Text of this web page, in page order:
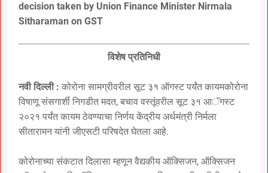
decision taken by Union Finance Minister Nirmala
Sitharaman on GST
विशेष प्रतिनिधी
नवी दिल्ली : कोरोना सामग्रीवरील सूट ३१ ऑगस्ट पर्यंत कायमकोरोना
विषाणू संसगार्शी निगडीत मदत, बचाव वस्तूंवरील सूट ३१ आॅगस्ट
२०२१ पर्यंत कायम ठेवण्याचा निर्णय केंद्रीय अर्थमंत्री निर्मला
सीतारामन यांनी जीएसटी परिषदेत घेतला आहे.
कोरोनाच्या संकटात दिलासा म्हणून वैद्यकीय ऑक्सिजन, ऑक्सिजन